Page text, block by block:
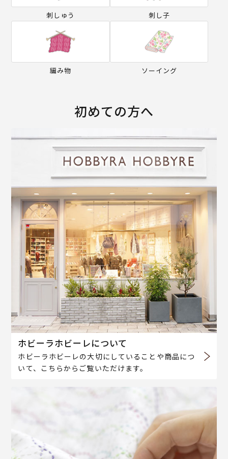
刺しゅう 刺し子
編み物 ソーイング
初めての方へ
ホビーラホビーレについて
ホビーラホビーレの大切にしていることや商品につ
いて、こちらからご覧いただけます。